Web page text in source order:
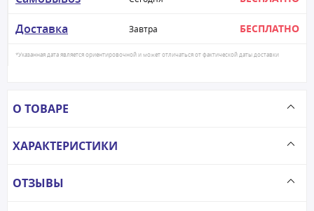
Доставка Завтра БЕСПЛАТНО
*Указанная дата является ориентировочной и может отличаться от фактической даты доставки
О ТОВАРЕ
ХАРАКТЕРИСТИКИ
ОТЗЫВЫ